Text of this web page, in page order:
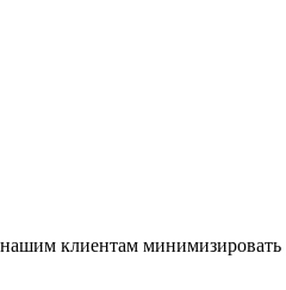
клиентам